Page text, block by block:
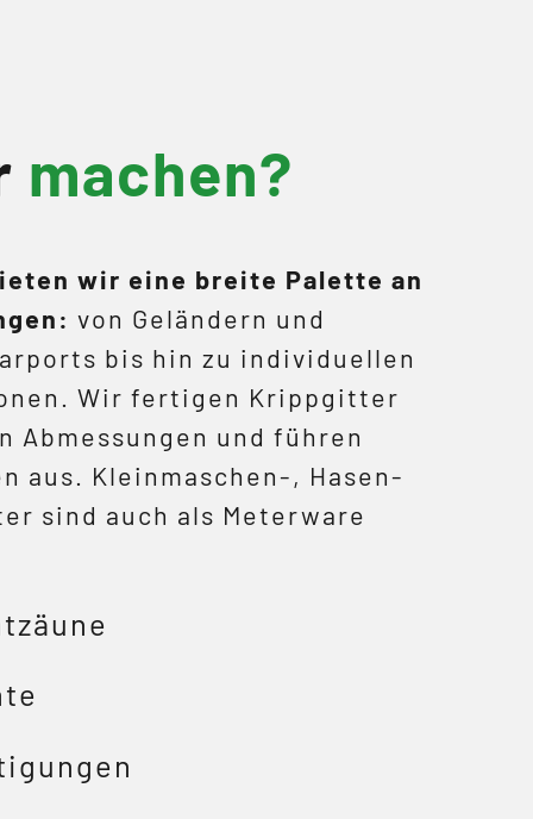
machen?
wir eine breite Palette an
von Geländern und
bis hin zu individuellen
Wir fertigen Krippgitter
Abmessungen und führen
aus. Kleinmaschen-, Hasen-
sind auch als Meterware